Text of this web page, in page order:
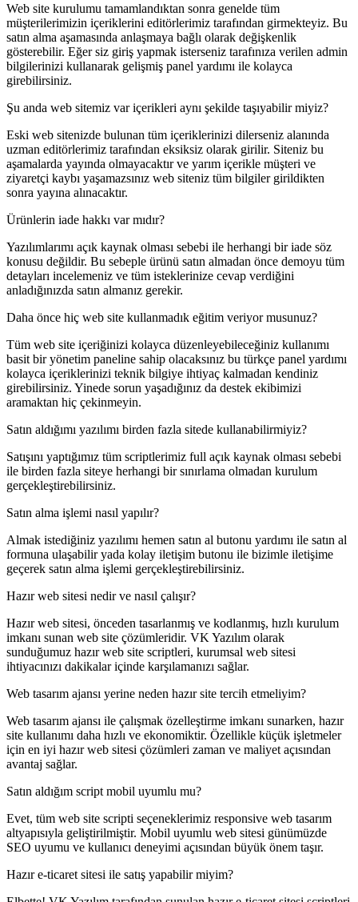
Web site kurulumu tamamlandıktan sonra genelde tüm
müşterilerimizin içeriklerini editörlerimiz tarafından girmekteyiz. Bu
satın alma aşamasında anlaşmaya bağlı olarak değişkenlik
gösterebilir. Eğer siz giriş yapmak isterseniz tarafınıza verilen admin
bilgilerinizi kullanarak gelişmiş panel yardımı ile kolayca
girebilirsiniz.
Şu anda web sitemiz var içerikleri aynı şekilde taşıyabilir miyiz?
Eski web sitenizde bulunan tüm içeriklerinizi dilerseniz alanında
uzman editörlerimiz tarafından eksiksiz olarak girilir. Siteniz bu
aşamalarda yayında olmayacaktır ve yarım içerikle müşteri ve
ziyaretçi kaybı yaşamazsınız web siteniz tüm bilgiler girildikten
sonra yayına alınacaktır.
Ürünlerin iade hakkı var mıdır?
Yazılımlarımı açık kaynak olması sebebi ile herhangi bir iade söz
konusu değildir. Bu sebeple ürünü satın almadan önce demoyu tüm
detayları incelemeniz ve tüm isteklerinize cevap verdiğini
anladığınızda satın almanız gerekir.
Daha önce hiç web site kullanmadık eğitim veriyor musunuz?
Tüm web site içeriğinizi kolayca düzenleyebileceğiniz kullanımı
basit bir yönetim paneline sahip olacaksınız bu türkçe panel yardımı
kolayca içeriklerinizi teknik bilgiye ihtiyaç kalmadan kendiniz
girebilirsiniz. Yinede sorun yaşadığınız da destek ekibimizi
aramaktan hiç çekinmeyin.
Satın aldığımı yazılımı birden fazla sitede kullanabilirmiyiz?
Satışını yaptığımız tüm scriptlerimiz full açık kaynak olması sebebi
ile birden fazla siteye herhangi bir sınırlama olmadan kurulum
gerçekleştirebilirsiniz.
Satın alma işlemi nasıl yapılır?
Almak istediğiniz yazılımı hemen satın al butonu yardımı ile satın al
formuna ulaşabilir yada kolay iletişim butonu ile bizimle iletişime
geçerek satın alma işlemi gerçekleştirebilirsiniz.
Hazır web sitesi nedir ve nasıl çalışır?
Hazır web sitesi, önceden tasarlanmış ve kodlanmış, hızlı kurulum
imkanı sunan web site çözümleridir. VK Yazılım olarak
sunduğumuz hazır web site scriptleri, kurumsal web sitesi
ihtiyacınızı dakikalar içinde karşılamanızı sağlar.
Web tasarım ajansı yerine neden hazır site tercih etmeliyim?
Web tasarım ajansı ile çalışmak özelleştirme imkanı sunarken, hazır
site kullanımı daha hızlı ve ekonomiktir. Özellikle küçük işletmeler
için en iyi hazır web sitesi çözümleri zaman ve maliyet açısından
avantaj sağlar.
Satın aldığım script mobil uyumlu mu?
Evet, tüm web site scripti seçeneklerimiz responsive web tasarım
altyapısıyla geliştirilmiştir. Mobil uyumlu web sitesi günümüzde
SEO uyumu ve kullanıcı deneyimi açısından büyük önem taşır.
Hazır e-ticaret sitesi ile satış yapabilir miyim?